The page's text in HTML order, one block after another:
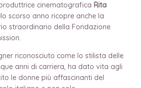
cinematografica Rita
scorso anno ricopre anche la
straordinario della Fondazione
riconosciuto come lo stilista delle
anni di carriera, ha dato vita agli
le donne più affascinanti del